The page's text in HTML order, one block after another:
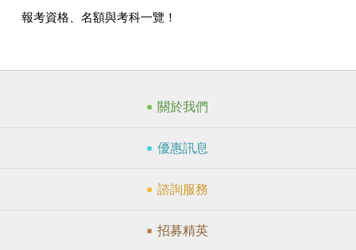
報考資格、名額與考科一覽！
關於我們
優惠訊息
諮詢服務
招募精英